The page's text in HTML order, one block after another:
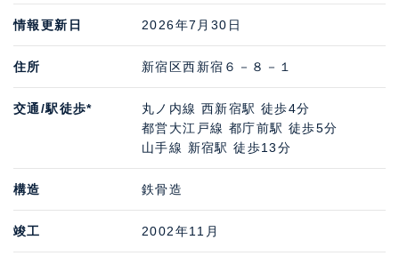
情報更新日 2026年7月30日
住所 新宿区西新宿６－８－１
交通/駅徒歩*
丸ノ内線 西新宿駅 徒歩4分
都営大江戸線 都庁前駅 徒歩5分
山手線 新宿駅 徒歩13分
構造 鉄骨造
竣工 2002年11月